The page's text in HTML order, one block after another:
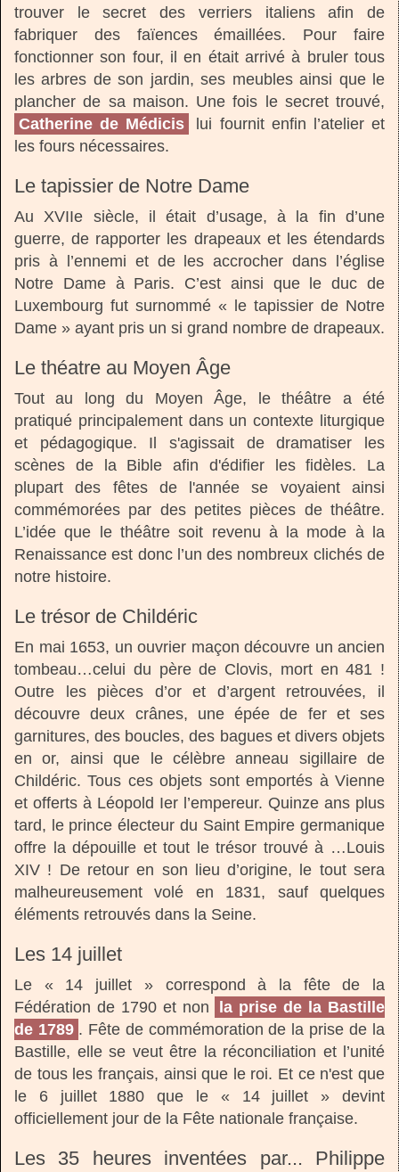
trouver le secret des verriers italiens afin de
fabriquer des faïences émaillées. Pour faire
fonctionner son four, il en était arrivé à bruler tous
les arbres de son jardin, ses meubles ainsi que le
plancher de sa maison. Une fois le secret trouvé,
Catherine de Médicis
lui fournit enfin l’atelier et
les fours nécessaires.
Le tapissier de Notre Dame
Au XVIIe siècle, il était d’usage, à la fin d’une
guerre, de rapporter les drapeaux et les étendards
pris à l’ennemi et de les accrocher dans l’église
Notre Dame à Paris. C’est ainsi que le duc de
Luxembourg fut surnommé « le tapissier de Notre
Dame » ayant pris un si grand nombre de drapeaux.
Le théatre au Moyen Âge
Tout au long du Moyen Âge, le théâtre a été
pratiqué principalement dans un contexte liturgique
et pédagogique. Il s'agissait de dramatiser les
scènes de la Bible afin d'édifier les fidèles. La
plupart des fêtes de l'année se voyaient ainsi
commémorées par des petites pièces de théâtre.
L’idée que le théâtre soit revenu à la mode à la
Renaissance est donc l’un des nombreux clichés de
notre histoire.
Le trésor de Childéric
En mai 1653, un ouvrier maçon découvre un ancien
tombeau…celui du père de Clovis, mort en 481 !
Outre les pièces d’or et d’argent retrouvées, il
découvre deux crânes, une épée de fer et ses
garnitures, des boucles, des bagues et divers objets
en or, ainsi que le célèbre anneau sigillaire de
Childéric. Tous ces objets sont emportés à Vienne
et offerts à Léopold Ier l’empereur. Quinze ans plus
tard, le prince électeur du Saint Empire germanique
offre la dépouille et tout le trésor trouvé à …Louis
XIV ! De retour en son lieu d’origine, le tout sera
malheureusement volé en 1831, sauf quelques
éléments retrouvés dans la Seine.
Les 14 juillet
Le « 14 juillet » correspond à la fête de la
Fédération de 1790 et non
la prise de la Bastille
de 1789 . Fête de commémoration de la prise de la
Bastille, elle se veut être la réconciliation et l’unité
de tous les français, ainsi que le roi. Et ce n'est que
le 6 juillet 1880 que le « 14 juillet » devint
officiellement jour de la Fête nationale française.
Les 35 heures inventées par... Philippe